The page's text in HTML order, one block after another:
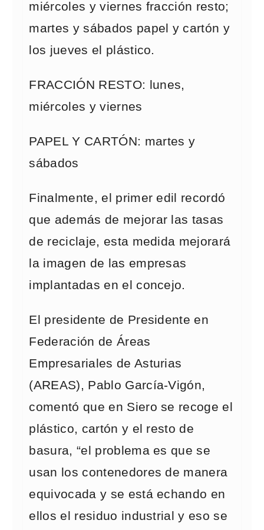
miércoles y viernes fracción resto;
martes y sábados papel y cartón y
los jueves el plástico.
FRACCIÓN RESTO: lunes,
miércoles y viernes
PAPEL Y CARTÓN: martes y
sábados
Finalmente, el primer edil recordó
que además de mejorar las tasas
de reciclaje, esta medida mejorará
la imagen de las empresas
implantadas en el concejo.
El presidente de Presidente en
Federación de Áreas
Empresariales de Asturias
(AREAS), Pablo García-Vigón,
comentó que en Siero se recoge el
plástico, cartón y el resto de
basura, “el problema es que se
usan los contenedores de manera
equivocada y se está echando en
ellos el residuo industrial y eso se